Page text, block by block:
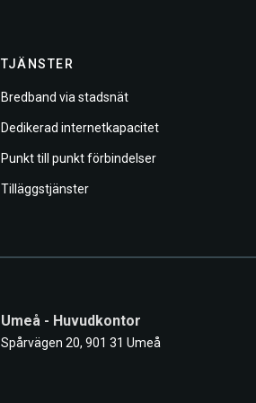
TJÄNSTER
Bredband via stadsnät
Dedikerad internetkapacitet
Punkt till punkt förbindelser
Tilläggstjänster
Umeå - Huvudkontor
Spårvägen 20, 901 31 Umeå